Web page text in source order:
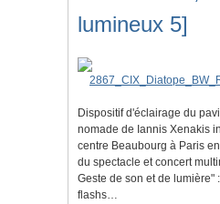
lumineux 5]
Dispositif d'éclairage du
nomade de Iannis Xenakis
centre Beaubourg à Paris
du spectacle et concert
Geste de son et de lumière"
flashs…